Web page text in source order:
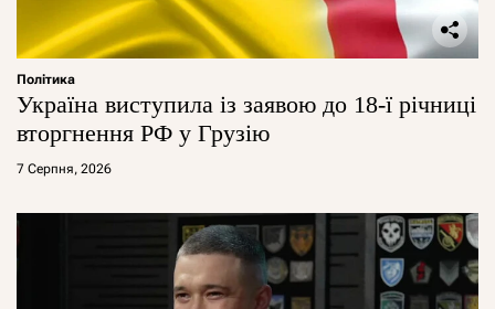
Політика
Україна виступила із заявою до 18-ї річниці
вторгнення РФ у Грузію
7 Серпня, 2026